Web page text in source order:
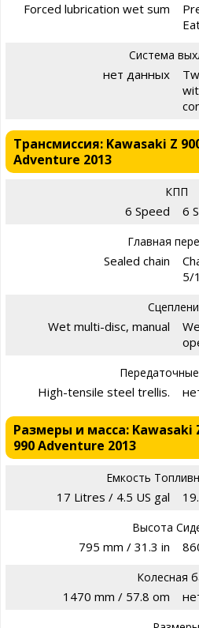
Forced lubrication wet sum
Система
нет данных
Трансмиссия: Kawasaki Z
Adventure 2013
КПП
6 Speed 6
Главная
Sealed chain
5/
Wet multi-disc, manual
High-tensile steel trellis.
Размеры и масса: Kawasaki
990 Adventure 2013
Емкость
17 Litres / 4.5 US gal
Высота
795 mm / 31.3 in
Колесная
1470 mm / 57.8 om